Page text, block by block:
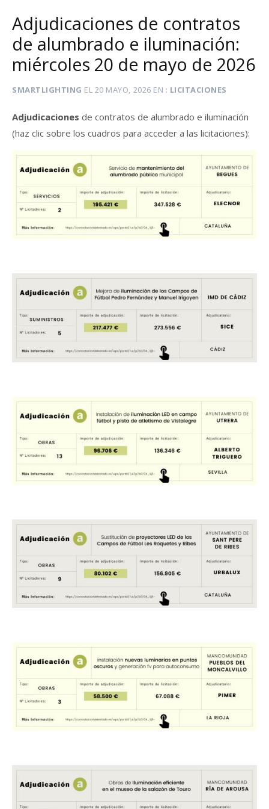
Adjudicaciones de contratos
de alumbrado e iluminación:
miércoles 20 de mayo de 2026
SMARTLIGHTING EL 20 MAYO, 2026 EN LICITACIONES
Adjudicaciones de contratos de alumbrado e iluminación
(haz clic sobre los cuadros para acceder a las licitaciones):